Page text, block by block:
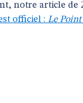
notre article de
officiel : Le Point